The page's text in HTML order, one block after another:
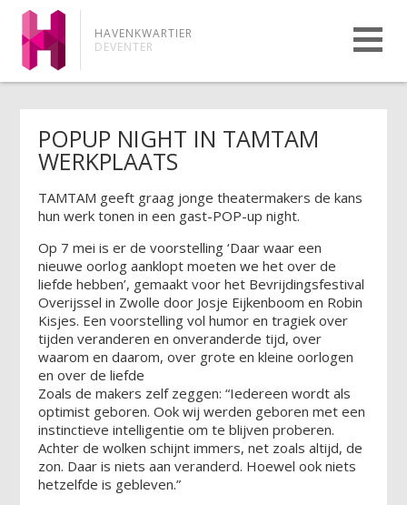
HAVENKWARTIER
DEVENTER
POPUP NIGHT IN TAMTAM
WERKPLAATS
TAMTAM geeft graag jonge theatermakers de kans
hun werk tonen in een gast-POP-up night.
Op 7 mei is er de voorstelling ‘Daar waar een
nieuwe oorlog aanklopt moeten we het over de
liefde hebben’, gemaakt voor het Bevrijdingsfestival
Overijssel in Zwolle door Josje Eijkenboom en Robin
Kisjes. Een voorstelling vol humor en tragiek over
tijden veranderen en onveranderde tijd, over
waarom en daarom, over grote en kleine oorlogen
en over de liefde
Zoals de makers zelf zeggen: “Iedereen wordt als
optimist geboren. Ook wij werden geboren met een
instinctieve intelligentie om te blijven proberen.
Achter de wolken schijnt immers, net zoals altijd, de
zon. Daar is niets aan veranderd. Hoewel ook niets
hetzelfde is gebleven.”